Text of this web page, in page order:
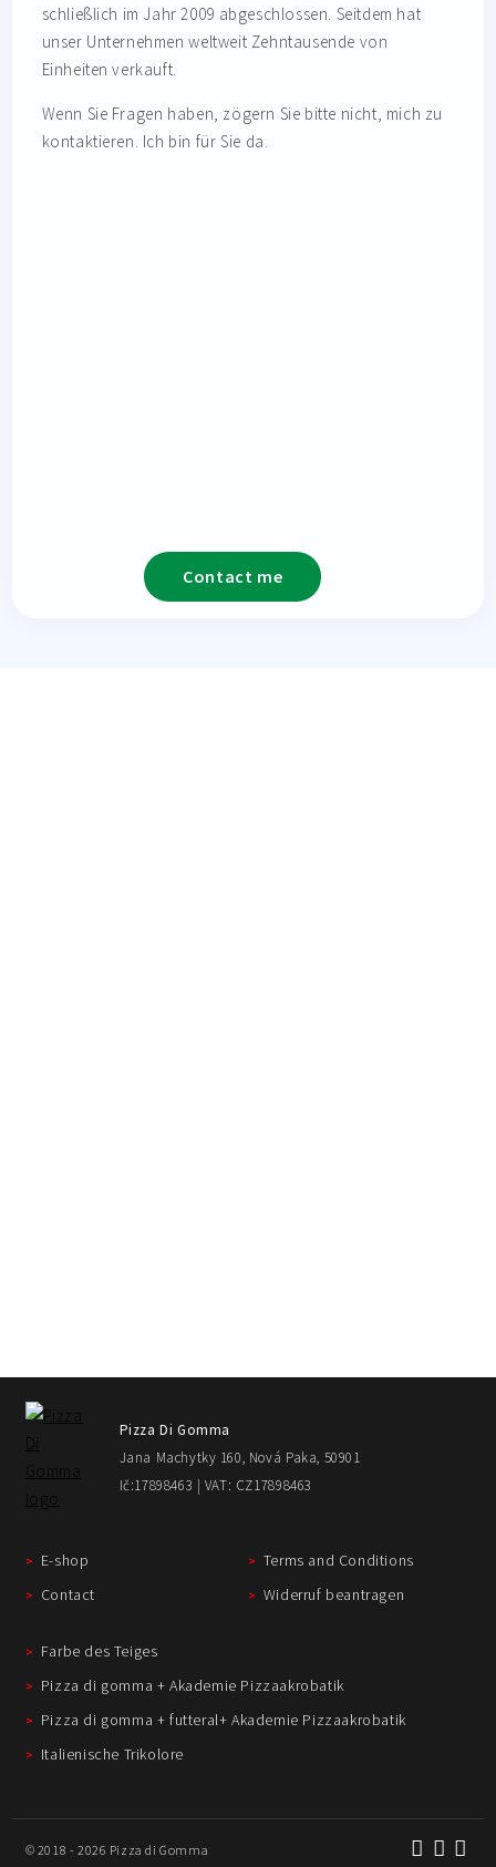
Contact me
schließlich im Jahr 2009 abgeschlossen. Seitdem hat
unser Unternehmen weltweit Zehntausende von
Einheiten verkauft.
Wenn Sie Fragen haben, zögern Sie bitte nicht, mich zu
kontaktieren. Ich bin für Sie da.
Pizza Di Gomma
Jana Machytky 160, Nová Paka, 50901
Ič:17898463 | VAT: CZ17898463
E-shop
Terms and Conditions
Contact
Widerruf beantragen
Farbe des Teiges
Pizza di gomma + Akademie Pizzaakrobatik
Pizza di gomma + futteral+ Akademie Pizzaakrobatik
Italienische Trikolore
© 2018 - 2026 Pizza di Gomma